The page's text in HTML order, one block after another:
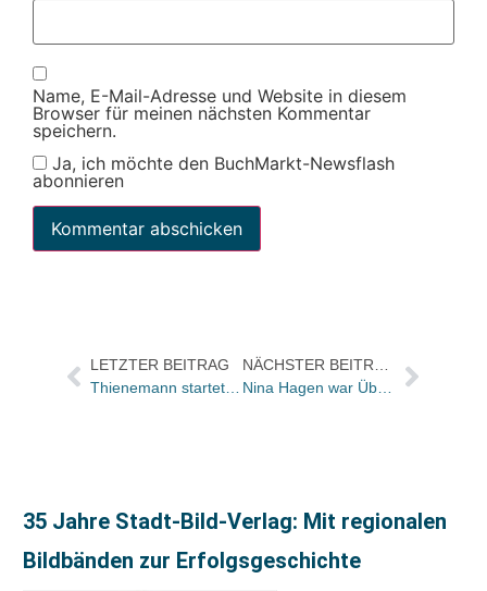
Name, E-Mail-Adresse und Website in diesem
Browser für meinen nächsten Kommentar
speichern.
Ja, ich möchte den BuchMarkt-Newsflash
abonnieren
LETZTER BEITRAG
Thienemann startet Imprint „Planet Girl“
35 Jahre Stadt-Bild-Verlag: Mit regionalen
Bildbänden zur Erfolgsgeschichte